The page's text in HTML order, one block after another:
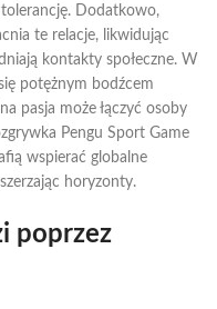
Dodatkowo,
te relacje, likwidując
kontakty społeczne. W
potężnym bodźcem
pasja może łączyć osoby
Pengu Sport Game
wspierać globalne
horyzonty.
poprzez